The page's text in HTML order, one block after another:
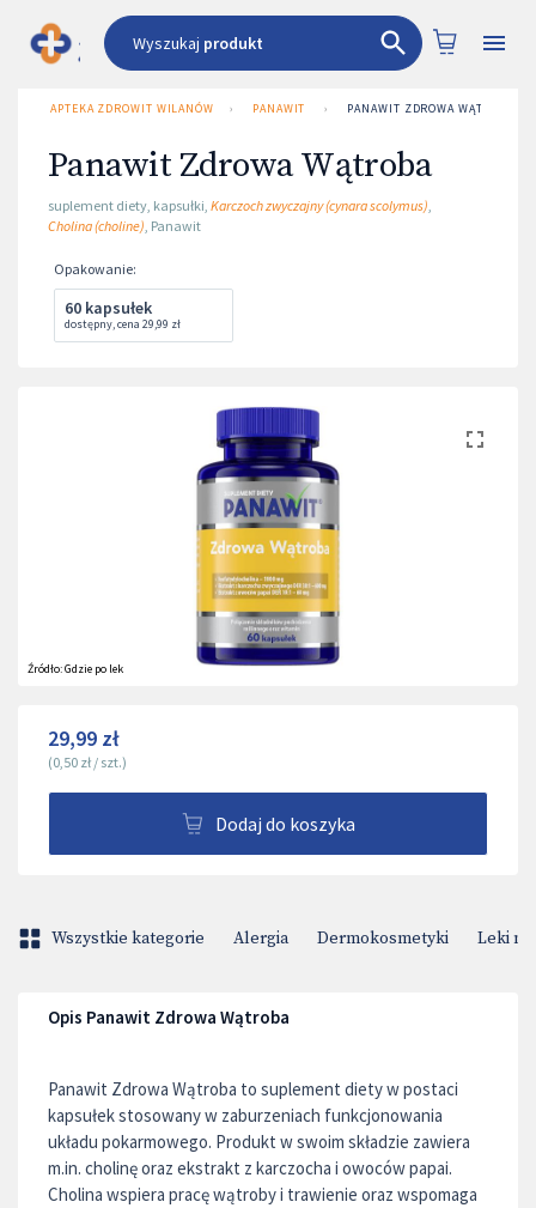
Wyszukaj produkt
APTEKA ZDROWIT WILANÓW › PANAWIT › PANAWIT ZDROWA WĄTROBA
Panawit Zdrowa Wątroba
suplement diety, kapsułki, Karczoch zwyczajny (cynara scolymus),
Cholina (choline), Panawit
Opakowanie:
60 kapsułek
dostępny,cena 29,99 zł
Źródło:Gdzie po lek
29,99 zł
(0,50 zł / szt.)
Dodaj do koszyka
Wszystkie kategorie Alergia Dermokosmetyki Leki
Opis Panawit Zdrowa Wątroba
Panawit Zdrowa Wątroba to suplement diety w postaci
kapsułek stosowany w zaburzeniach funkcjonowania
układu pokarmowego. Produkt w swoim składzie zawiera
m.in. cholinę oraz ekstrakt z karczocha i owoców papai.
Cholina wspiera pracę wątroby i trawienie oraz wspomaga